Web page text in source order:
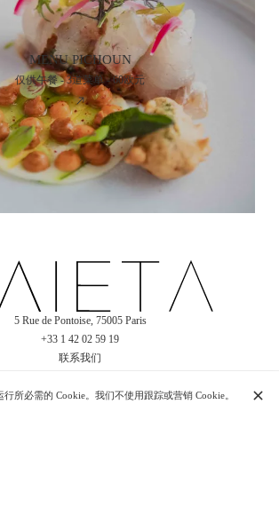
MENU PICHOUN
仅供午餐 - 3道菜单 - 60欧元
5 Rue de Pontoise, 75005 Paris
+33 1 42 02 59 19
联系我们
所必需的 Cookie。我们不使用跟踪或营销 Cookie。